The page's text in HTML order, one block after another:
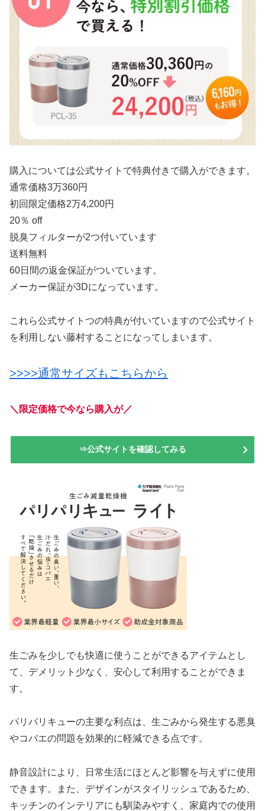
購入については公式サイトで特典付きで購入ができます。
通常価格3万360円
初回限定価格2万4,200円
20％ off
脱臭フィルターが2つ付いています
送料無料
60日間の返金保証がついています。
メーカー保証が3Dになっています。
これら公式サイトつの特典が付いていますので公式サイト
を利用しない藤村することになってしまいます。
>>>>通常サイズもこちらから
＼限定価格で今なら購入が／
⇒公式サイトを確認してみる
生ごみを少しでも快適に使うことができるアイテムとし
て、デメリット少なく、安心して利用することができま
す。
パリパリキューの主要な利点は、生ごみから発生する悪臭
やコバエの問題を効果的に軽減できる点です。
静音設計により、日常生活にほとんど影響を与えずに使用
できます。また、デザインがスタイリッシュであるため、
キッチンのインテリアにも馴染みやすく、家庭内での使用